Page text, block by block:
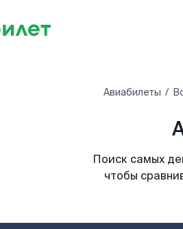
Авиабилеты
Поиск самых
чтобы